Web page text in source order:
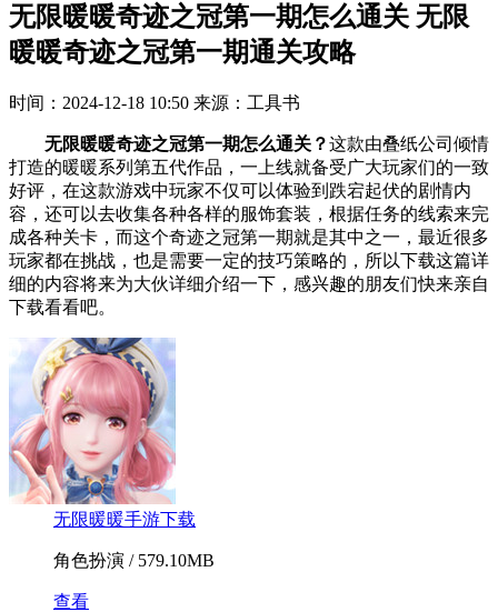
无限暖暖奇迹之冠第一期怎么通关 无限
暖暖奇迹之冠第一期通关攻略
时间：2024-12-18 10:50 来源：工具书
无限暖暖奇迹之冠第一期怎么通关？这款由叠纸公司倾情
打造的暖暖系列第五代作品，一上线就备受广大玩家们的一致
好评，在这款游戏中玩家不仅可以体验到跌宕起伏的剧情内
容，还可以去收集各种各样的服饰套装，根据任务的线索来完
成各种关卡，而这个奇迹之冠第一期就是其中之一，最近很多
玩家都在挑战，也是需要一定的技巧策略的，所以下载这篇详
细的内容将来为大伙详细介绍一下，感兴趣的朋友们快来亲自
下载看看吧。
无限暖暖手游下载
角色扮演 / 579.10MB
查看